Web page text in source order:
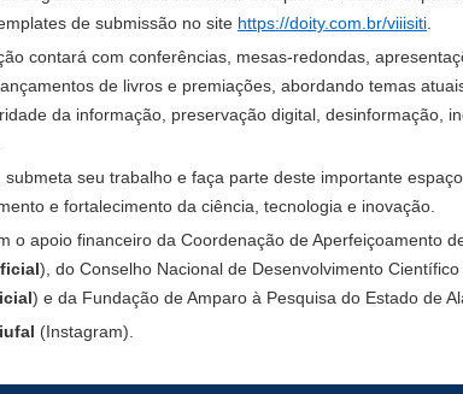
de submissão no site https://doity.com.br/viiisiti
contará com conferências, mesas-redondas,
de livros e premiações, abordando temas
da informação, preservação digital, desinformação,
submeta seu trabalho e faça parte deste importante
e fortalecimento da ciência, tecnologia e inovação.
o apoio financeiro da Coordenação de Aperfeiçoamento
), do Conselho Nacional de Desenvolvimento
) e da Fundação de Amparo à Pesquisa do Estado de
(Instagram).